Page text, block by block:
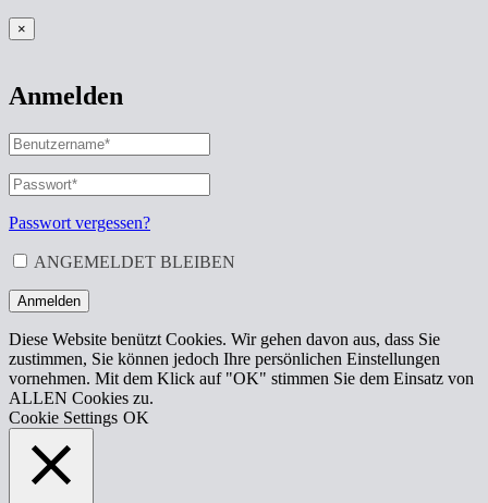
×
Anmelden
BENUTZERNAME
ODER
E-
MAIL-
ADRESSE*
ERFORDERLICH
PASSWORT
ERFORDERLICH
Passwort vergessen?
ANGEMELDET BLEIBEN
Anmelden
Diese Website benützt Cookies. Wir gehen davon aus, dass Sie
zustimmen, Sie können jedoch Ihre persönlichen Einstellungen
vornehmen. Mit dem Klick auf "OK" stimmen Sie dem Einsatz von
ALLEN Cookies zu.
Cookie Settings OK